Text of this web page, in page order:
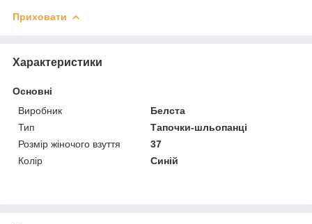
Приховати
Характеристики
Основні
Виробник
Белста
Тип
Тапочки-шльопанці
Розмір жіночого взуття
37
Колір
Синій